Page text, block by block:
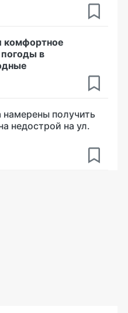
комфортное
погоды в
намерены получить
недострой на ул.